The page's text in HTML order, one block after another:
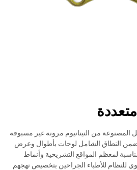
المصنوعة من التيتانيوم مرونة غير مسبوقة
النطاق الشامل لوحات بأطوال وعرض
لمعظم المواقع التشريحية وأنماط
للنظام للأطباء الجراحين بتخصيص نهجهم